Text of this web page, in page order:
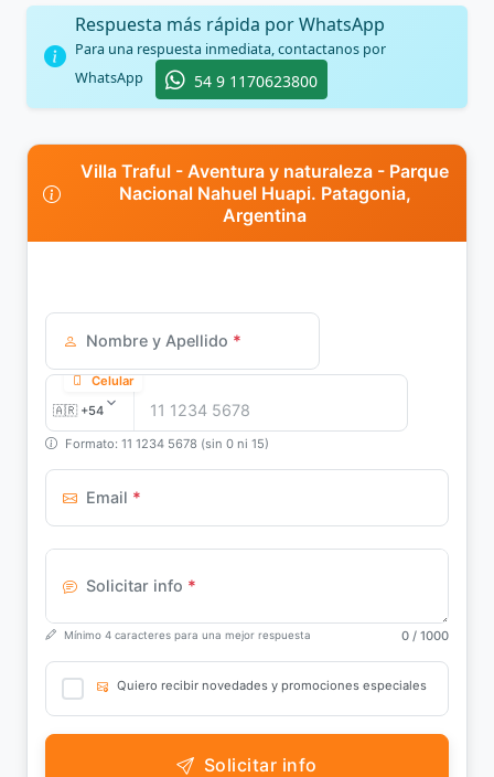
Respuesta más rápida por WhatsApp
Para una respuesta inmediata, contactanos por
WhatsApp
54 9 1170623800
Villa Traful - Aventura y naturaleza - Parque
Nacional Nahuel Huapi. Patagonia,
Argentina
Nombre y Apellido *
Celular
Formato: 11 1234 5678 (sin 0 ni 15)
Email *
Solicitar info *
Mínimo 4 caracteres para una mejor respuesta 0 / 1000
Quiero recibir novedades y promociones especiales
Solicitar info